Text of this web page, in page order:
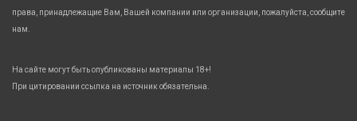
права, принадлежащие Вам, Вашей компании или организации, пожалуйста, сообщите
нам.
На сайте могут быть опубликованы материалы 18+!
При цитировании ссылка на источник обязательна.